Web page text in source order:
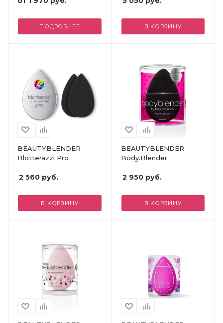
ПОДРОБНЕЕ В КОРЗИНУ
BEAUTYBLENDER
Blotterazzi Pro
2 560 руб.
В КОРЗИНУ
BEAUTYBLENDER
Body.Blender
2 950руб.
В КОРЗИНУ